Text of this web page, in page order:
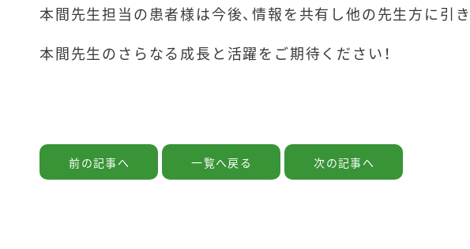
本間先生担当の患者様は今後、情報を共有し他の先生方に引
本間先生のさらなる成長と活躍をご期待ください！
前の記事へ 一覧へ戻る 次の記事へ